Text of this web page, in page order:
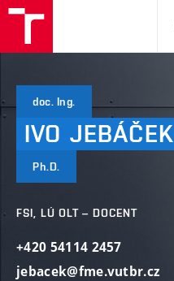
doc. Ing.
IVO JEBÁČEK
Ph.D.
FSI, LÚ OLT – DOCENT
+420 54114 2457
jebacek@fme.vutbr.cz